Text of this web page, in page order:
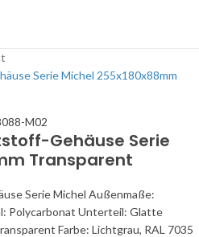
M02
Gehäuse Serie
Transparent
Serie Michel Außenmaße:
Polycarbonat Unterteil: Glatte
Farbe: Lichtgrau, RAL 7035